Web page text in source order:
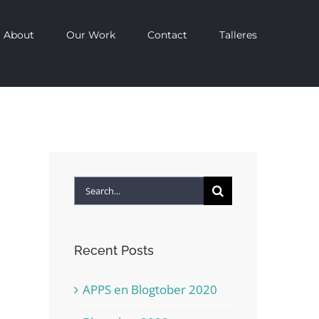
About Our Work Contact Talleres
Search
for:
Recent Posts
APPS en Blogtober 2020